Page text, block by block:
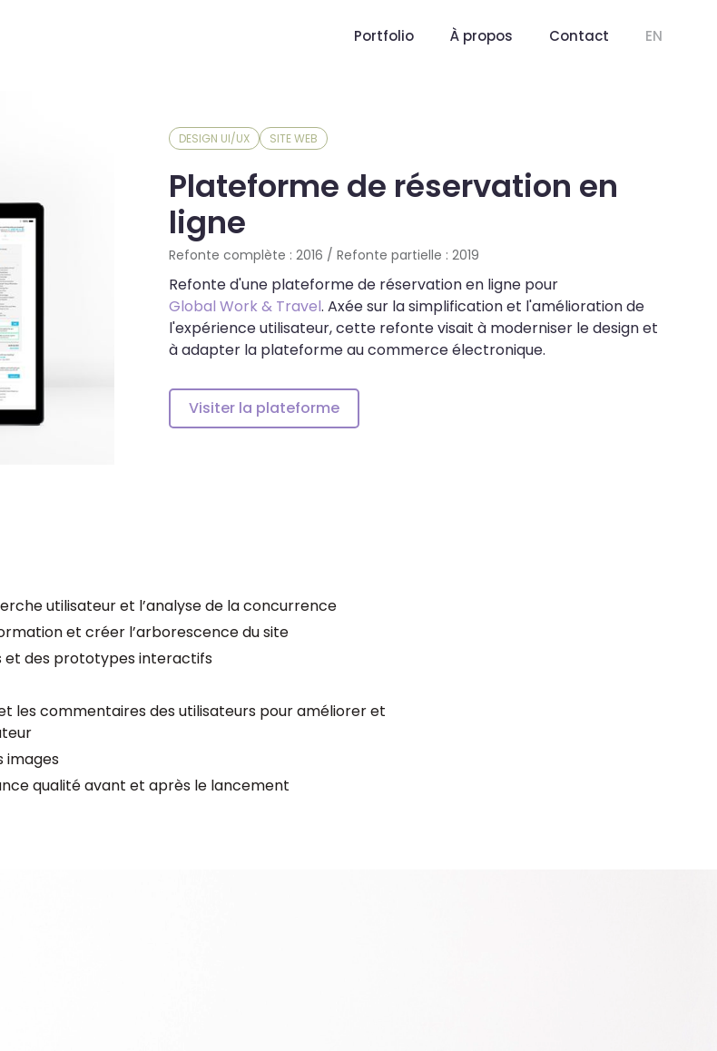
Portfolio À propos Contact EN
DESIGN UI/UX SITE WEB
Plateforme de réservation en
ligne
Refonte complète : 2016 / Refonte partielle : 2019
Refonte d'une plateforme de réservation en ligne pour
Global Work & Travel. Axée sur la simplification et l'amélioration de
l'expérience utilisateur, cette refonte visait à moderniser le design et
à adapter la plateforme au commerce électronique.
Visiter la plateforme
utilisateur et l’analyse de la concurrence
et créer l’arborescence du site
et des prototypes interactifs
les commentaires des utilisateurs pour améliorer et
images
qualité avant et après le lancement